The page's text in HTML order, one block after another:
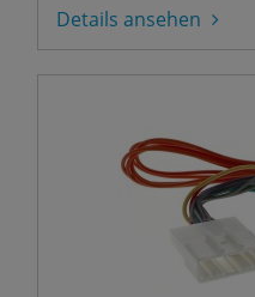
Details ansehen